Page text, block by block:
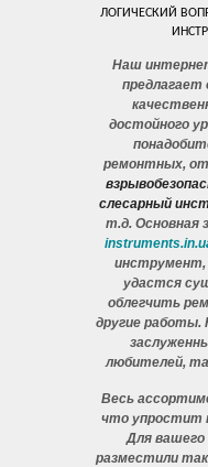
ЛОГИЧЕСКИЙ
Наш
достойного
ремонтных,
слесарный
т.д. Основная
инструмент,
удастся
облегчить
другие работы.
любителей,
Весь
что упростит
Для
разместили